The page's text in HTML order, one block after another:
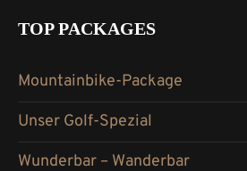
TOP PACKAGES
Mountainbike-Package
Unser Golf-Spezial
Wunderbar – Wanderbar